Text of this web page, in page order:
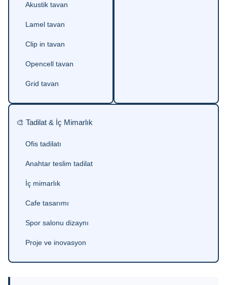
Akustik tavan
Lamel tavan
Clip in tavan
Opencell tavan
Grid tavan
🎨 Tadilat & İç Mimarlık
Ofis tadilatı
Anahtar teslim tadilat
İç mimarlık
Cafe tasarımı
Spor salonu dizaynı
Proje ve inovasyon